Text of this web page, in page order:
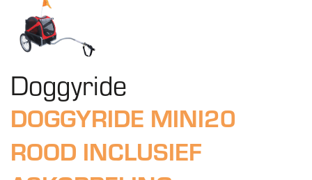
Doggyride
DOGGYRIDE MINI20
ROOD INCLUSIEF